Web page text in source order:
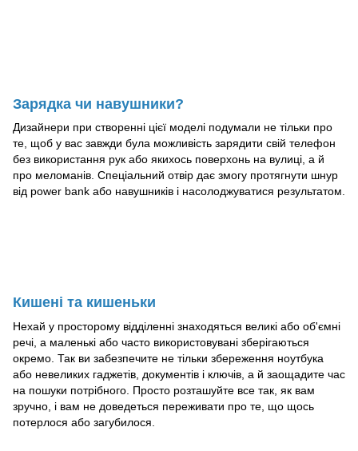
Зарядка чи навушники?
Дизайнери при створенні цієї моделі подумали не тільки про
те, щоб у вас завжди була можливість зарядити свій телефон
без використання рук або якихось поверхонь на вулиці, а й
про меломанів. Спеціальний отвір дає змогу протягнути шнур
від power bank або навушників і насолоджуватися результатом.
Кишені та кишеньки
Нехай у просторому відділенні знаходяться великі або об'ємні
речі, а маленькі або часто використовувані зберігаються
окремо. Так ви забезпечите не тільки збереження ноутбука
або невеликих гаджетів, документів і ключів, а й заощадите час
на пошуки потрібного. Просто розташуйте все так, як вам
зручно, і вам не доведеться переживати про те, що щось
потерлося або загубилося.